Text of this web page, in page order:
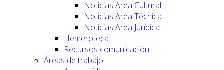
Noticias Area Cultural
Noticias Area Técnica
Noticias Area Jurídica
Hemeroteca
Recursos comunicación
Áreas de trabajo